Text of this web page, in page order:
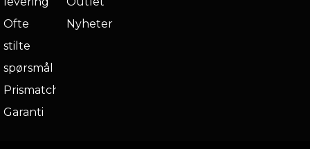
Ofte
stilte
spørsmål
Prismatch
Garanti
Nyheter